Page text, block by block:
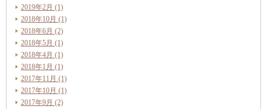
2019年2月 (1)
2018年10月 (1)
2018年6月 (2)
2018年5月 (1)
2018年4月 (1)
2018年1月 (1)
2017年11月 (1)
2017年10月 (1)
2017年9月 (2)